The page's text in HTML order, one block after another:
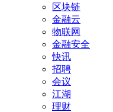
区块链
金融云
物联网
金融安全
快讯
招聘
会议
江湖
理财